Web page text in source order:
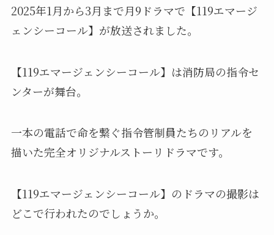
2025年1月から3月まで月9ドラマで【119エマージ
ェンシーコール】が放送されました。
【119エマージェンシーコール】は消防局の指令セ
ンターが舞台。
一本の電話で命を繋ぐ指令管制員たちのリアルを
描いた完全オリジナルストーリドラマです。
【119エマージェンシーコール】のドラマの撮影は
どこで行われたのでしょうか。